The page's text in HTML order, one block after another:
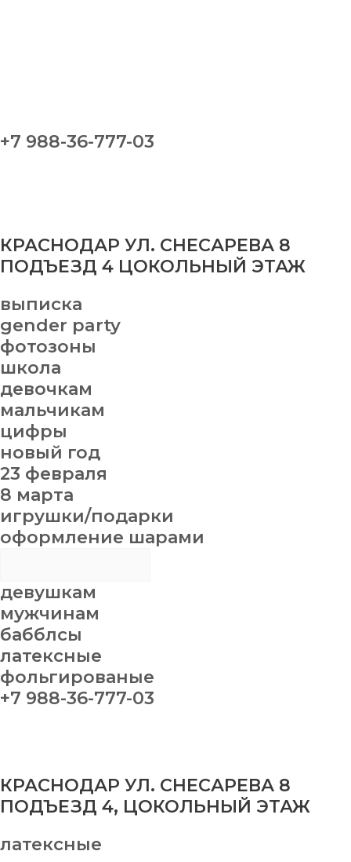
+7 988-36-777-03
КРАСНОДАР УЛ. СНЕСАРЕВА 8
ПОДЪЕЗД 4 ЦОКОЛЬНЫЙ ЭТАЖ
выписка
gender party
фотозоны
школа
девочкам
мальчикам
цифры
новый год
23 февраля
8 марта
игрушки/подарки
оформление шарами
девушкам
мужчинам
бабблсы
латексные
фольгированые
+7 988-36-777-03
КРАСНОДАР УЛ. СНЕСАРЕВА 8
ПОДЪЕЗД 4, ЦОКОЛЬНЫЙ ЭТАЖ
латексные